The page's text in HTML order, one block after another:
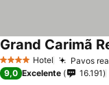
4 EstrellasHotel Pavos
Grand Carimã
9,0 Excelente 16.191